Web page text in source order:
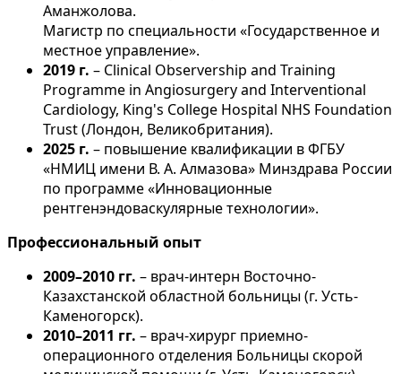
Аманжолова.
Магистр по специальности «Государственное и
местное управление».
2019 г. – Clinical Observership and Training
Programme in Angiosurgery and Interventional
Cardiology, King's College Hospital NHS Foundation
Trust (Лондон, Великобритания).
2025 г. – повышение квалификации в ФГБУ
«НМИЦ имени В. А. Алмазова» Минздрава России
по программе «Инновационные
рентгенэндоваскулярные технологии».
Профессиональный опыт
2009–2010 гг. – врач-интерн Восточно-
Казахстанской областной больницы (г. Усть-
Каменогорск).
2010–2011 гг. – врач-хирург приемно-
операционного отделения Больницы скорой